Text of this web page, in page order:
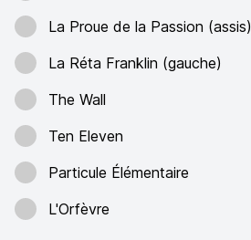
La Proue de la Passion (assis)
La Réta Franklin (gauche)
The Wall
Ten Eleven
Particule Élémentaire
L'Orfèvre